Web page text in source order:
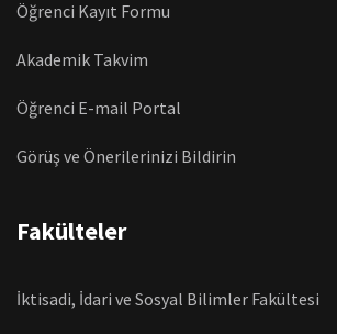
Öğrenci Kayıt Formu
Akademik Takvim
Öğrenci E-mail Portal
Görüş ve Önerilerinizi Bildirin
Fakülteler
İktisadi, İdari ve Sosyal Bilimler Fakültesi